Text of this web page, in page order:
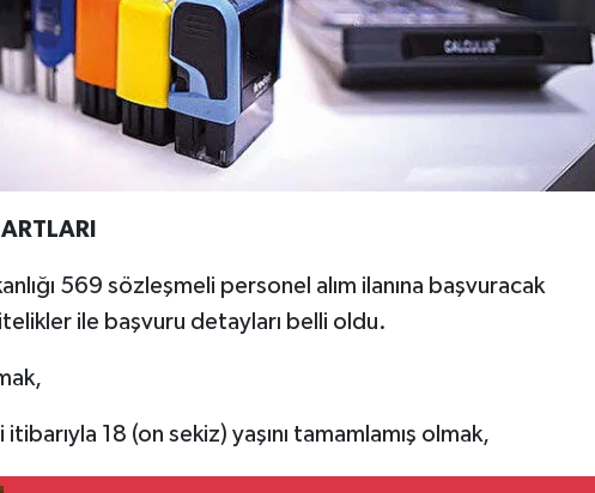
569 sözleşmeli personel alım ilanına başvuracak
ile başvuru detayları belli oldu.
18 (on sekiz) yaşını tamamlamış olmak,